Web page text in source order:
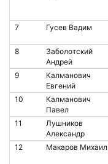
7 Гусев Вадим
8
Заболотский
Андрей
9
Калманович
Евгений
10
Калманович
Павел
11
Лушников
Александр
12 Макаров Михаил